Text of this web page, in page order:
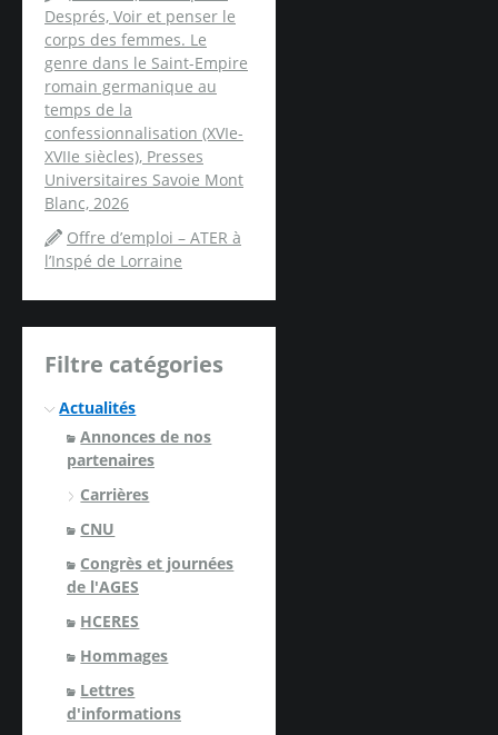
Després, Voir et penser le
corps des femmes. Le
genre dans le Saint-Empire
romain germanique au
temps de la
confessionnalisation (XVIe-
XVIIe siècles), Presses
Universitaires Savoie Mont
Blanc, 2026
Offre d’emploi – ATER à
l’Inspé de Lorraine
Filtre catégories
Actualités
Annonces de nos
partenaires
Carrières
CNU
Congrès et journées
de l'AGES
HCERES
Hommages
Lettres
d'informations